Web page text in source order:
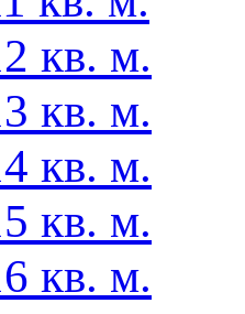
кв. м.
кв. м.
кв. м.
кв. м.
кв. м.